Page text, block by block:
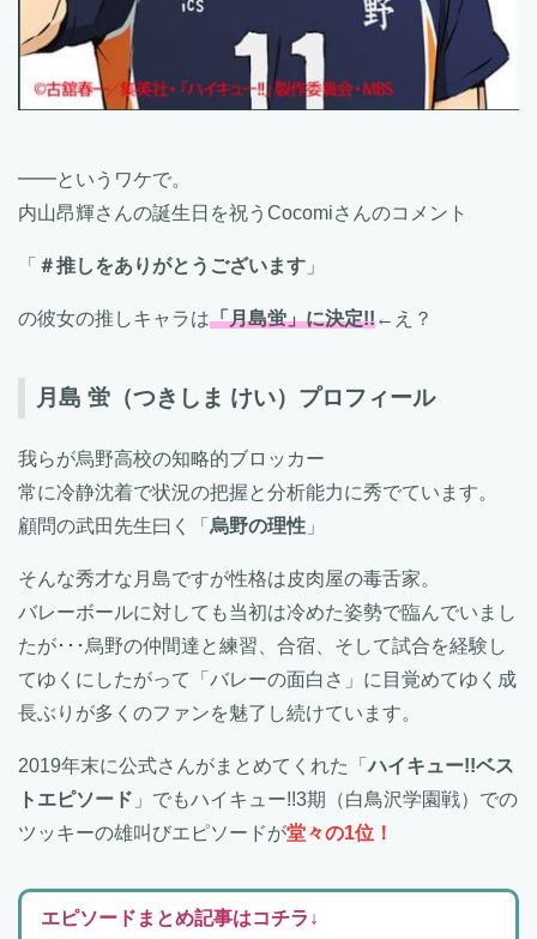
━━というワケで。
内山昂輝さんの誕生日を祝うCocomiさんのコメント
「 ＃推しをありがとうございます 」
の彼女の推しキャラは「月島蛍」に決定!!←え？
月島 蛍（つきしま けい）プロフィール
我らが烏野高校の知略的ブロッカー
常に冷静沈着で状況の把握と分析能力に秀でています。
顧問の武田先生曰く「 烏野の理性 」
そんな秀才な月島ですが性格は皮肉屋の毒舌家。
バレーボールに対しても当初は冷めた姿勢で臨んでいまし
たが･･･烏野の仲間達と練習、合宿、そして試合を経験し
てゆくにしたがって「バレーの面白さ」に目覚めてゆく成
長ぶりが多くのファンを魅了し続けています。
2019年末に公式さんがまとめてくれた「ハイキュー!!ベス
トエピソード 」でもハイキュー!!3期（白鳥沢学園戦）での
ツッキーの雄叫びエピソードが堂々の1位！
エピソードまとめ記事はコチラ↓